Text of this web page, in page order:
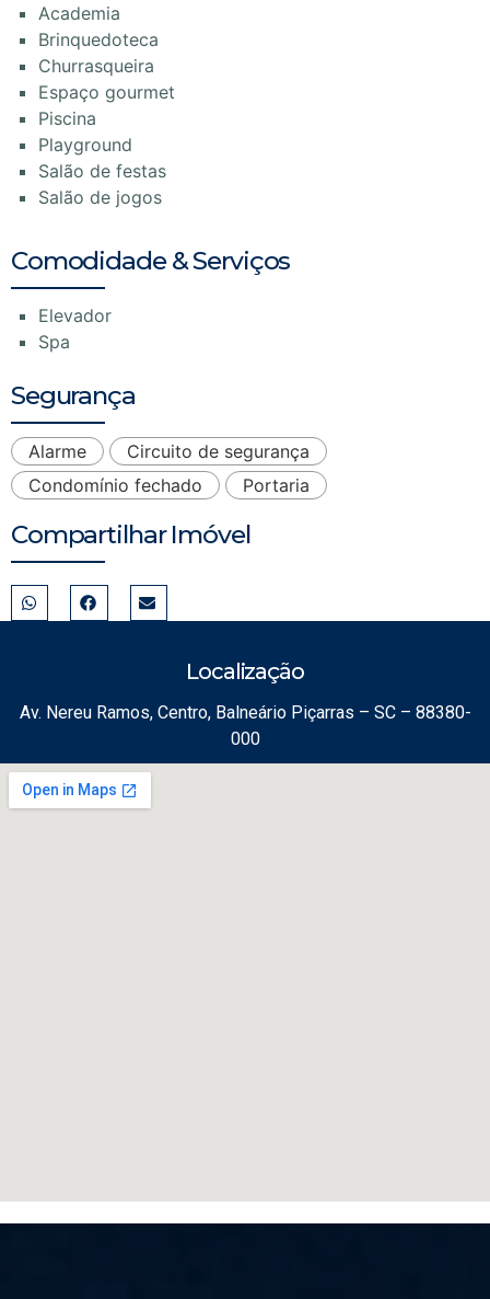
Academia
Brinquedoteca
Churrasqueira
Espaço gourmet
Piscina
Playground
Salão de festas
Salão de jogos
Comodidade & Serviços
Elevador
Spa
Segurança
Alarme
Circuito de segurança
Condomínio fechado
Portaria
Compartilhar Imóvel
Localização
Av. Nereu Ramos, Centro, Balneário Piçarras – SC – 88380-
000